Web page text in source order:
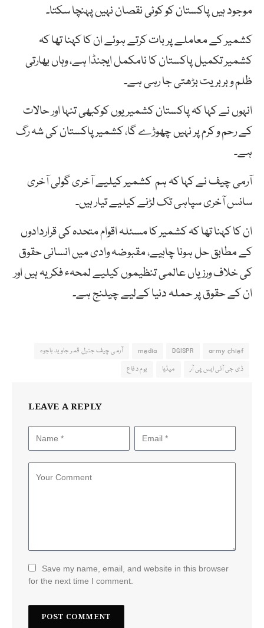
موجود ہیں پاکستان کو کوئی نقصان نہیں پہنچا سکتا۔
کشمیر کے معاملے پر بات کرتے ہوئے ان کا کہنا تھا کہ
کشمیر تکمیل پاکستان کا نامکمل ایجنڈا ہے، وہاں بھارتی
ظلم و بربر یت بڑھتی جا رہی ہے۔
انہوں نے کہا کہ پاکستان کشمیریوں کوکبھی تنہا اور حالات
کے رحم و کرم پر نہیں چھوڑے گا، کشمیر پاکستان کی شہ رگ
ہے۔
آرمی چیف نے کہا کہ ہم کشمیر کیلیے آخری گولی آخری
سانس آخری سپاہی تک لڑنے کیلیے تیار ہیں۔
ان کا کہنا تھا کہ کشمیر کا مسئلہ اقوام متحدہ کی قراردادوں
کے مطابق حل ہونا چاہیے، مقبوضہ وادی میں انسانی حقوق
کی خلاف ورزیاں عالمی تنظیموں کیلیے لمحہء فکریہ ہیں اور
ان کے حقوق پر حملہ دنیا کےلیے چیلنج ہے۔
army chief
DGISPR
media
آرمی چیف جنرل قمر جاوید باجوہ
ڈی جی آئی ایس پی آر
میڈیا یوم دفاع
LEAVE A REPLY
Save my name, email, and website in this browser
for the next time I comment.